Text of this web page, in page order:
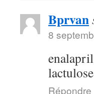
Bprvan
8
Répondre